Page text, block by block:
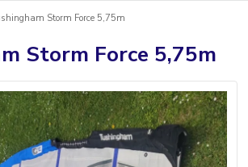
Storm Force 5,75m
Storm Force 5,75m